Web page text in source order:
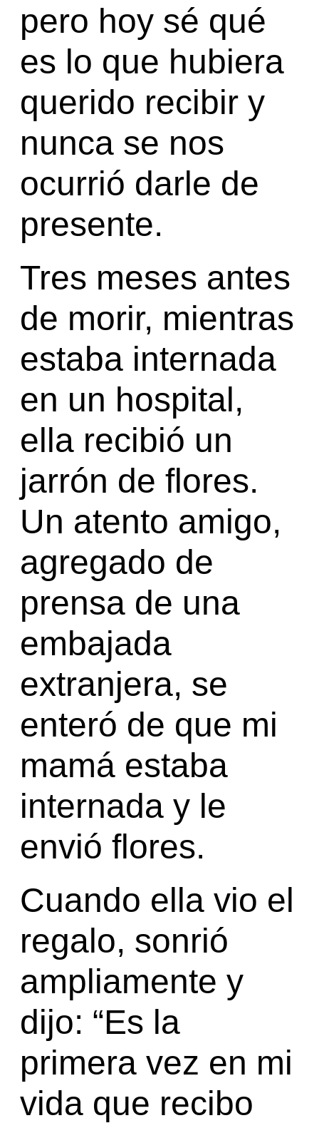
pero hoy sé qué
es lo que hubiera
querido recibir y
nunca se nos
ocurrió darle de
presente.
Tres meses antes
de morir, mientras
estaba internada
en un hospital,
ella recibió un
jarrón de flores.
Un atento amigo,
agregado de
prensa de una
embajada
extranjera, se
enteró de que mi
mamá estaba
internada y le
envió flores.
Cuando ella vio el
regalo, sonrió
ampliamente y
dijo: “Es la
primera vez en mi
vida que recibo